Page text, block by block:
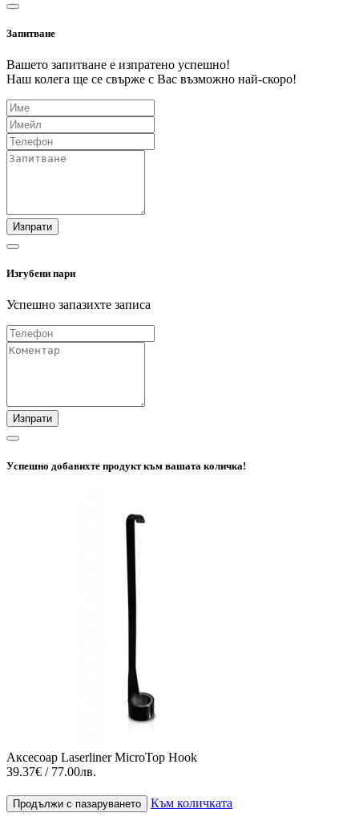
Запитване
Вашето запитване е изпратено успешно!
Наш колега ще се свърже с Вас възможно най-скоро!
Изпрати
Изгубени пари
Успешно запазихте записа
Изпрати
Успешно добавихте продукт към вашата количка!
Аксесоар Laserliner MicroTop Hook
39.37€ / 77.00лв.
Продължи с пазаруването Към количката